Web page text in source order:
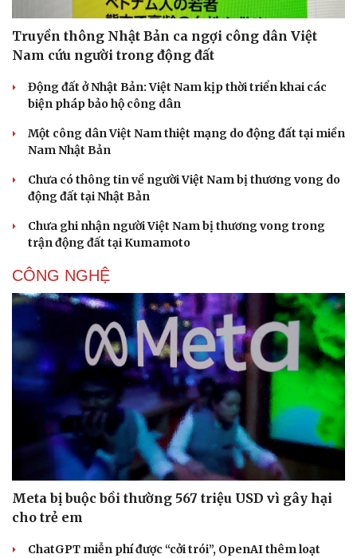
Sức khỏe
Cây thuốc
Sản phụ khoa
Nhi khoa
Nam khoa
Làm đẹp - giảm cân
Phòng mạch online
Ăn sạch sống khỏe
Blog
Tình yêu - Gia đình
Truyền thông Nhật Bản ca ngợi công dân Việt
Nam cứu người trong động đất
Động đất ở Nhật Bản: Việt Nam kịp thời triển khai các
biện pháp bảo hộ công dân
Một công dân Việt Nam thiệt mạng do động đất tại miền
Nam Nhật Bản
Chưa có thông tin về người Việt Nam bị thương vong do
động đất tại Nhật Bản
Chưa ghi nhận người Việt Nam bị thương vong trong
trận động đất tại Kumamoto
CÔNG NGHỆ
Meta bị buộc bồi thường 567 triệu USD vì gây hại
cho trẻ em
ChatGPT miễn phí được “cởi trói”, OpenAI thêm loạt